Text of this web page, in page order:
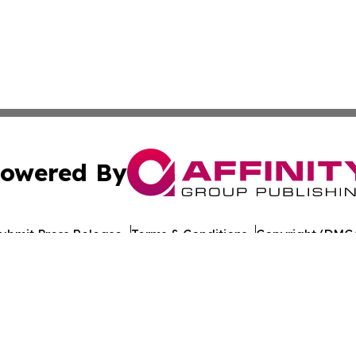
By
Press Release Terms & Conditions Copyright/